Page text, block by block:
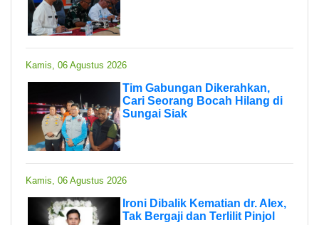
Kamis, 06 Agustus 2026
Tim Gabungan Dikerahkan,
Cari Seorang Bocah Hilang di
Sungai Siak
Kamis, 06 Agustus 2026
Ironi Dibalik Kematian dr. Alex,
Tak Bergaji dan Terlilit Pinjol